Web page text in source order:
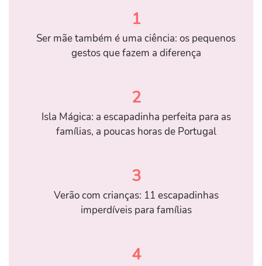
1
Ser mãe também é uma ciência: os pequenos
gestos que fazem a diferença
2
Isla Mágica: a escapadinha perfeita para as
famílias, a poucas horas de Portugal
3
Verão com crianças: 11 escapadinhas
imperdíveis para famílias
4